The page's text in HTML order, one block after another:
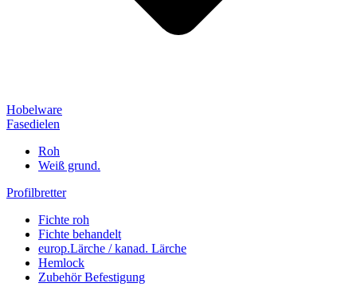
Hobelware
Fasedielen
Roh
Weiß grund.
Profilbretter
Fichte roh
Fichte behandelt
europ.Lärche / kanad. Lärche
Hemlock
Zubehör Befestigung